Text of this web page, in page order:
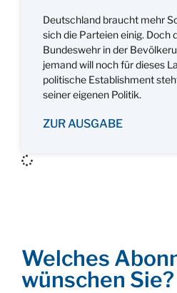
Deutschland braucht mehr
sich die Parteien einig. Doch
Bundeswehr in der
jemand will noch für dieses
politische Establishment
seiner eigenen Politik.
ZUR AUSGABE
Welches
wünschen Sie?